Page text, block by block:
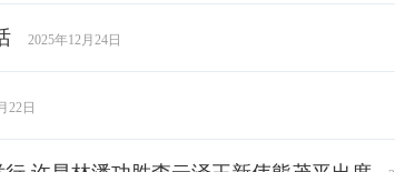
2025年12月24日
22日